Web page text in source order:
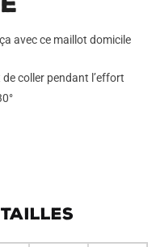
avec ce maillot domicile
coller pendant l’effort